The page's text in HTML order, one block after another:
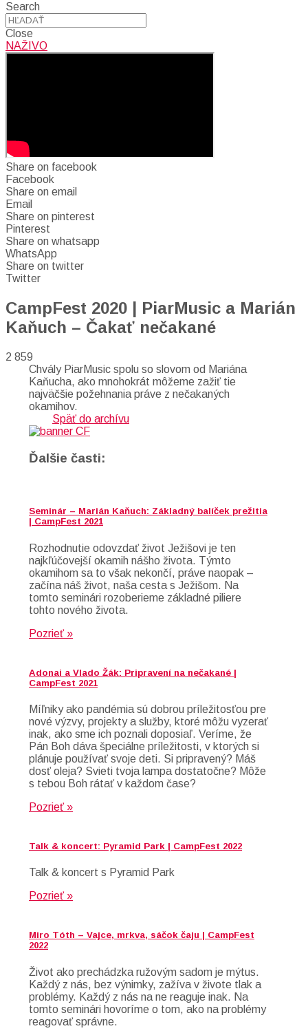
Search
Close
NAŽIVO
Share on facebook
Facebook
Share on email
Email
Share on pinterest
Pinterest
Share on whatsapp
WhatsApp
Share on twitter
Twitter
CampFest 2020 | PiarMusic a Marián
Kaňuch – Čakať nečakané
2 859
Chvály PiarMusic spolu so slovom od Mariána
Kaňucha, ako mnohokrát môžeme zažiť tie
najväčšie požehnania práve z nečakaných
okamihov.
Späť do archívu
Ďalšie časti:
Seminár – Marián Kaňuch: Základný balíček prežitia
| CampFest 2021
Rozhodnutie odovzdať život Ježišovi je ten
najkľúčovejší okamih nášho života. Týmto
okamihom sa to však nekončí, práve naopak –
začína náš život, naša cesta s Ježišom. Na
tomto seminári rozoberieme základné piliere
tohto nového života.
Pozrieť »
Adonai a Vlado Žák: Pripravení na nečakané |
CampFest 2021
Míľniky ako pandémia sú dobrou príležitosťou pre
nové výzvy, projekty a služby, ktoré môžu vyzerať
inak, ako sme ich poznali doposiaľ. Veríme, že
Pán Boh dáva špeciálne príležitosti, v ktorých si
plánuje používať svoje deti. Si pripravený? Máš
dosť oleja? Svieti tvoja lampa dostatočne? Môže
s tebou Boh rátať v každom čase?
Pozrieť »
Talk & koncert: Pyramid Park | CampFest 2022
Talk & koncert s Pyramid Park
Pozrieť »
Miro Tóth – Vajce, mrkva, sáčok čaju | CampFest
2022
Život ako prechádzka ružovým sadom je mýtus.
Každý z nás, bez výnimky, zažíva v živote tlak a
problémy. Každý z nás na ne reaguje inak. Na
tomto seminári hovoríme o tom, ako na problémy
reagovať správne.